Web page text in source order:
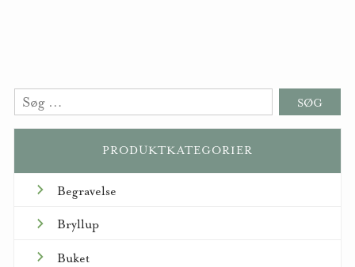
Søg
PRODUKTKATEGORIER
Begravelse
Bryllup
Buket